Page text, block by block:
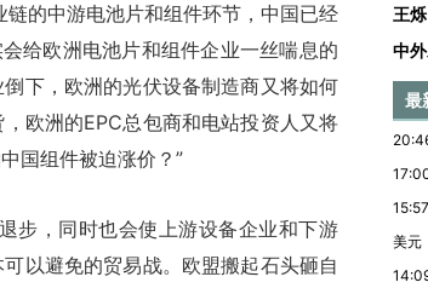
的中游电池片和组件环节，中国已经
给欧洲电池片和组件企业一丝喘息的
下，欧洲的光伏设备制造商又将如何
欧洲的EPC总包商和电站投资人又将
国组件被迫涨价？”
，同时也会使上游设备企业和下游
以避免的贸易战。欧盟搬起石头砸自
王烁
中
最
15:57
美元